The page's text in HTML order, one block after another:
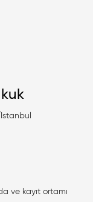
ve kayıt ortamı